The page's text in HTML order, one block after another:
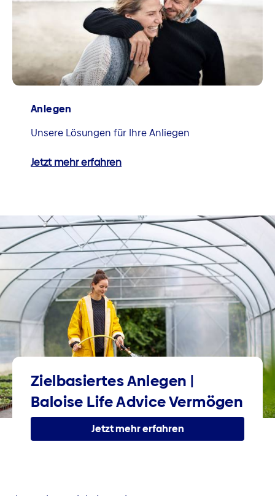
Anlegen
Unsere Lösungen für Ihre Anliegen
Jetzt mehr erfahren
Zielbasiertes Anlegen |
Baloise Life Advice Vermögen
Jetzt mehr erfahren